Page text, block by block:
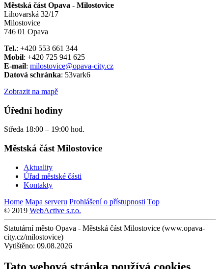
Městská část Opava - Milostovice
Lihovarská 32/17
Milostovice
746 01 Opava
Tel.: +420 553 661 344
Mobil: +420 725 941 625
E-mail: milostovice@opava-city.cz
Datová schránka: 53vark6
Zobrazit na mapě
Úřední hodiny
Středa 18:00 – 19:00 hod.
Městská část Milostovice
Aktuality
Úřad městské části
Kontakty
Home Mapa serveru Prohlášení o přístupnosti Top
© 2019 WebActive s.r.o.
Statutární město Opava - Městská část Milostovice (www.opava-
city.cz/milostovice)
Vytištěno: 09.08.2026
Tato webová stránka používá cookies